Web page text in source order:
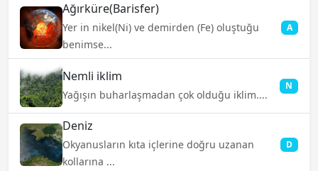
Ağırküre(Barisfer)
Yer in nikel(Ni) ve demirden (Fe) oluştuğu
benimse...
A
Nemli iklim
Yağışın buharlaşmadan çok olduğu iklim....
N
Deniz
Okyanusların kıta içlerine doğru uzanan
kollarına ...
D